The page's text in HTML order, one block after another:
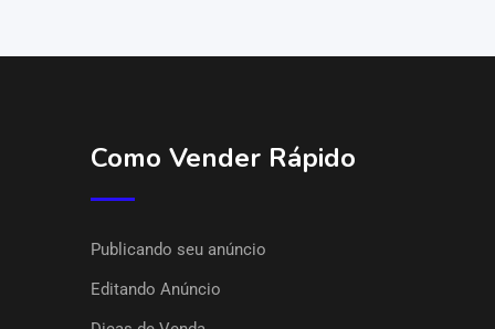
Como Vender Rápido
Publicando seu anúncio
Editando Anúncio